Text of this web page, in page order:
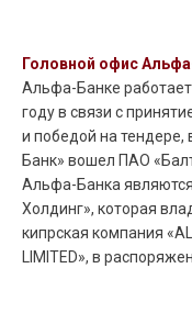
Головной офис
Альфа-Банке
году в связи с
и победой на тендере,
Банк» вошел ПАО
Альфа-Банка
Холдинг», которая
кипрская компания
LIMITED», в